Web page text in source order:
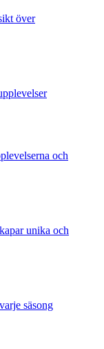
över
och
unika och
säsong